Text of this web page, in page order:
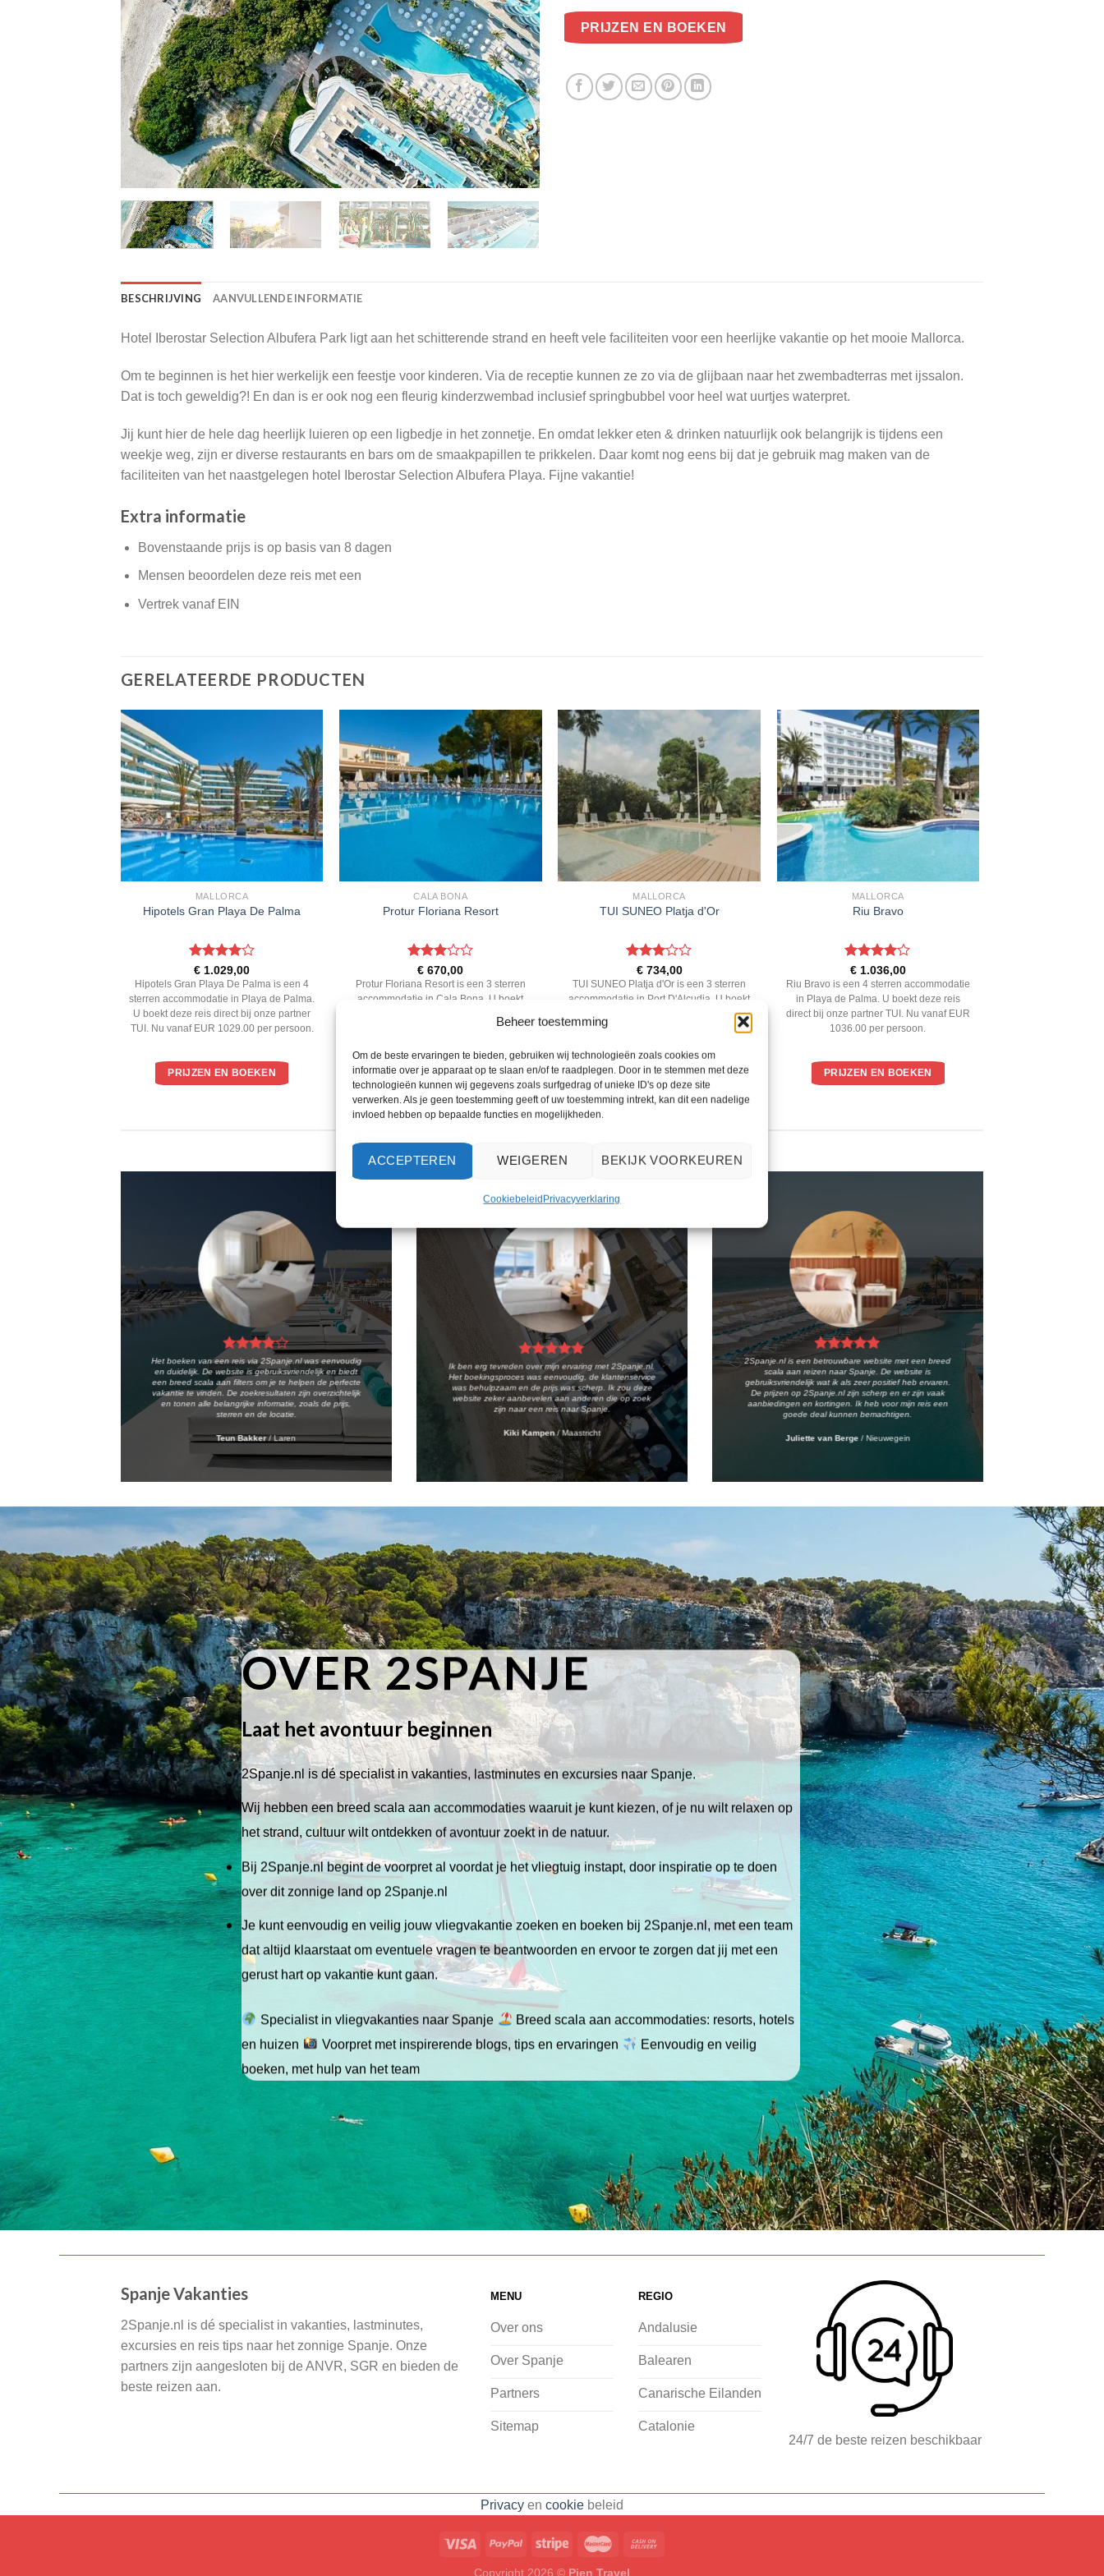
Beheer toestemming
Om de beste ervaringen te bieden, gebruiken wij technologieën zoals cookies om
informatie over je apparaat op te slaan en/of te raadplegen. Door in te stemmen met deze
technologieën kunnen wij gegevens zoals surfgedrag of unieke ID's op deze site
verwerken. Als je geen toestemming geeft of uw toestemming intrekt, kan dit een nadelige
invloed hebben op bepaalde functies en mogelijkheden.
ACCEPTEREN WEIGEREN BEKIJK VOORKEUREN
CookiebeleidPrivacyverklaring
PRIJZEN EN BOEKEN
BESCHRIJVING AANVULLENDE INFORMATIE
Hotel Iberostar Selection Albufera Park ligt aan het schitterende strand en heeft vele faciliteiten voor een heerlijke vakantie op het mooie Mallorca.
Om te beginnen is het hier werkelijk een feestje voor kinderen. Via de receptie kunnen ze zo via de glijbaan naar het zwembadterras met ijssalon.
Dat is toch geweldig?! En dan is er ook nog een fleurig kinderzwembad inclusief springbubbel voor heel wat uurtjes waterpret.
Jij kunt hier de hele dag heerlijk luieren op een ligbedje in het zonnetje. En omdat lekker eten & drinken natuurlijk ook belangrijk is tijdens een
weekje weg, zijn er diverse restaurants en bars om de smaakpapillen te prikkelen. Daar komt nog eens bij dat je gebruik mag maken van de
faciliteiten van het naastgelegen hotel Iberostar Selection Albufera Playa. Fijne vakantie!
Extra informatie
Bovenstaande prijs is op basis van 8 dagen
Mensen beoordelen deze reis met een
Vertrek vanaf EIN
GERELATEERDE PRODUCTEN
MALLORCA
Hipotels Gran Playa De Palma
Gewaardeerd
4uit 5
€ 1.029,00
Hipotels Gran Playa De Palma is een 4
sterren accommodatie in Playa de Palma.
U boekt deze reis direct bij onze partner
TUI. Nu vanaf EUR 1029.00 per persoon.
PRIJZEN EN BOEKEN
CALA BONA
Protur Floriana Resort
Gewaardeerd
3uit 5
€ 670,00
Protur Floriana Resort is een 3 sterren
accommodatie in Cala Bona. U boekt
vanaf EUR 670.00 per persoon.
PRIJZEN EN BOEKEN
MALLORCA
TUI SUNEO Platja d'Or
Gewaardeerd
3uit 5
€734,00
TUI SUNEO Platja d'Or is een 3 sterren
accommodatie in Port D'Alcudia. U boekt
deze reis direct bij onze partner TUI. Nu
vanaf EUR 734.00 per persoon.
PRIJZEN EN BOEKEN
MALLORCA
Riu Bravo
Gewaardeerd
4uit 5
€1.036,00
Riu Bravo is een 4 sterren accommodatie
in Playa de Palma. U boekt deze reis
direct bij onze partner TUI. Nu vanaf EUR
1036.00 per persoon.
PRIJZEN EN BOEKEN
Het boeken van een reis via 2Spanje.nl was eenvoudig
en duidelijk. De website is gebruiksvriendelijk en biedt
een breed scala aan filters om je te helpen de perfecte
vakantie te vinden. De zoekresultaten zijn overzichtelijk
en tonen alle belangrijke informatie, zoals de prijs,
sterren en de locatie.
Teun Bakker /Laren
Ik ben erg tevreden over mijn ervaring met 2Spanje.nl.
Het boekingsproces was eenvoudig, de klantenservice
was behulpzaam en de prijs was scherp. Ik zou deze
website zeker aanbevelen aan anderen die op zoek
zijn naar een reis naar Spanje.
Kiki Kampen /Maastricht
2Spanje.nl is een betrouwbare website met een breed
scala aan reizen naar Spanje. De website is
gebruiksvriendelijk wat ik als zeer positief heb ervaren.
De prijzen op 2Spanje.nl zijn scherp en er zijn vaak
aanbiedingen en kortingen. Ik heb voor mijn reis een
goede deal kunnen bemachtigen.
Juliette van Berge /Nieuwegein
OVER 2SPANJE
Laat het avontuur beginnen
2Spanje.nl is dé specialist in vakanties, lastminutes en excursies naar Spanje.
Wij hebben een breed scala aan accommodaties waaruit je kunt kiezen, of je nu wilt relaxen op
het strand, cultuur wilt ontdekken of avontuur zoekt in de natuur.
Bij 2Spanje.nl begint de voorpret al voordat je het vliegtuig instapt, door inspiratie op te doen
over dit zonnige land op 2Spanje.nl
Je kunt eenvoudig en veilig jouw vliegvakantie zoeken en boeken bij 2Spanje.nl, met een team
dat altijd klaarstaat om eventuele vragen te beantwoorden en ervoor te zorgen dat jij met een
gerust hart op vakantie kunt gaan.
Specialist in vliegvakanties naar Spanje
Breed scala aan accommodaties: resorts, hotels
en huizen
Voorpret met inspirerende blogs, tips en ervaringen
Eenvoudig en veilig
boeken, met hulp van het team
Spanje Vakanties
2Spanje.nl is dé specialist in vakanties, lastminutes,
excursies en reis tips naar het zonnige Spanje. Onze
partners zijn aangesloten bij de ANVR, SGR en bieden de
beste reizen aan.
MENU
Over ons
Over Spanje
Partners
Sitemap
REGIO
Andalusie
Balearen
Canarische Eilanden
Catalonie
24/7 de beste reizen beschikbaar
Privacy en cookie beleid
Copyright 2026 © Pien Travel